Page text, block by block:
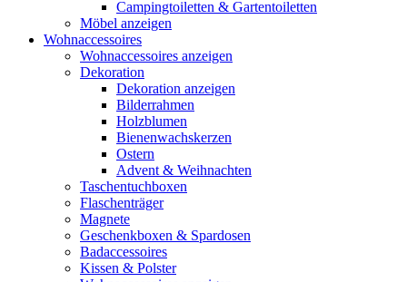
Campingtoiletten & Gartentoiletten
Möbel anzeigen
Wohnaccessoires
Wohnaccessoires anzeigen
Dekoration
Dekoration anzeigen
Bilderrahmen
Holzblumen
Bienenwachskerzen
Ostern
Advent & Weihnachten
Taschentuchboxen
Flaschenträger
Magnete
Geschenkboxen & Spardosen
Badaccessoires
Kissen & Polster